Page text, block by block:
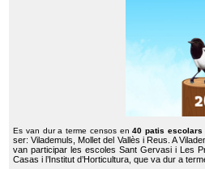
Es van dur a terme censos en40 patis escolars
ser: Vilademuls, Mollet del Vallès i Reus. A
van participar les escoles Sant Gervasi i Les
Casas i l’Institut d’Horticultura, que va dur a